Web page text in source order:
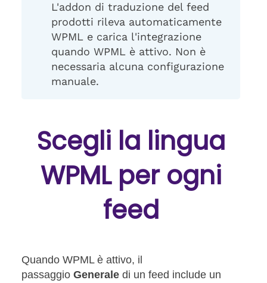
L'addon di traduzione del feed
prodotti rileva automaticamente
WPML e carica l'integrazione
quando WPML è attivo. Non è
necessaria alcuna configurazione
manuale.
Scegli la lingua
WPML per ogni
feed
Quando WPML è attivo, il
passaggio Generale di un feed include un